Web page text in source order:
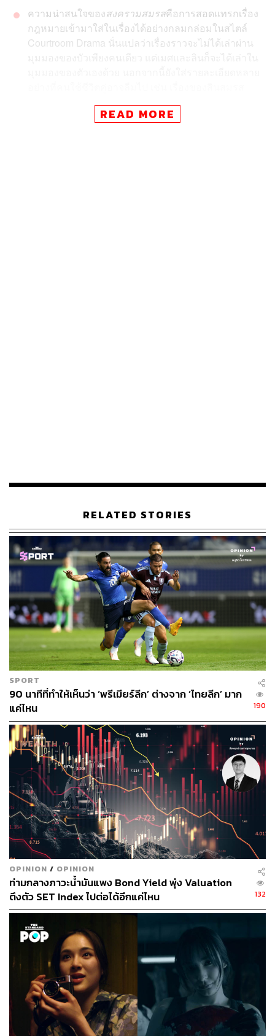
ความน่าสนใจของสงครามสมรสคือการสอดแทรกเรื่อง
กฎหมายเข้ามาใส่ในเรื่องได้อย่างกลมกล่อมในสไตล์
Courtroom Drama นั่นแปลว่าเรื่องราวจะไม่ได้เล่าผ่าน
ออกจากงานมาเป็นแม่บ้านและดูแลลูกชายเต็มตัว โดยที่เมศ
ราชการจังหวัดอนาคตไกลในจังหวัดใกล้กรุงเทพฯ และจะ
กลับมาบ้านแค่ในช่วงวันหยุดเท่านั้น ถึงจะไม่ค่อยได้อยู่ด้วย
กัน บัวก็เชื่อใจและคิดว่าครอบครัวของเธอสมบูรณ์พร้อม
แต่แล้ววันหนึ่งโลกของเธอก็พังทลาย เมื่อเดียร์ (แอน-อลิชา
หิรัญพฤกษ์) เพื่อนสนิทบอกว่าสามีของเธอกำลังแต่งงานกับ
ลิน (มายด์-ลภัสลัล จิรเวชสุนทรกุล) ลูกสาวผู้ทรงอิทธิพลใน
จังหวัดที่เมศทำงานอยู่ บัวมืดแปดด้านไม่รู้จะพึ่งใคร จนได้
เจอกับวิน (ตรี-ภรภัทร ศรีขจรเดชา) ทนายความคุณพ่อลูกติด
ที่แนะนำให้เธอ ‘ ฟ้องชู้’ นำไปสู่การสืบเสาะค้นหาหลักฐาน
พยาน ลามไปถึงการฟ้องร้องสารพัดรูปแบบที่พร้อมขุดเรื่อง
ราวความสัมพันธ์มาเชือดเฉือนเอาชนะกัน แต่สงครามครั้งนี้
READ MORE
RELATED STORIES
SPORT
90 นาทีที่ทำให้เห็นว่า ‘พรีเมียร์ลีก’ ต่างจาก ‘ไทยลีก’ มาก
แค่ไหน
190
OPINION / OPINION
ท่ามกลางภาวะน้ำมันแพง Bond Yield พุ่ง Valuation
ตึงตัว SET Index ไปต่อได้อีกแค่ไหน
132